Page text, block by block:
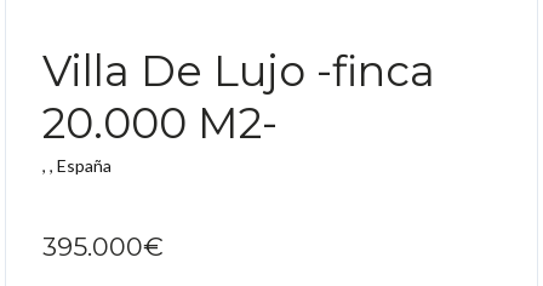
Villa De Lujo -finca
20.000 M2-
, , España
395.000€